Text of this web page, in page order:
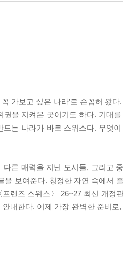
가보고 싶은 나라’로 손꼽혀 왔다
을 지켜온 곳이기도 하다. 기대
는 나라가 바로 스위스다. 무엇
른 매력을 지닌 도시들, 그리고
보여준다. 청정한 자연 속에서
렌즈 스위스〉 26~27 최신 개정
내한다. 이제 가장 완벽한 준비로